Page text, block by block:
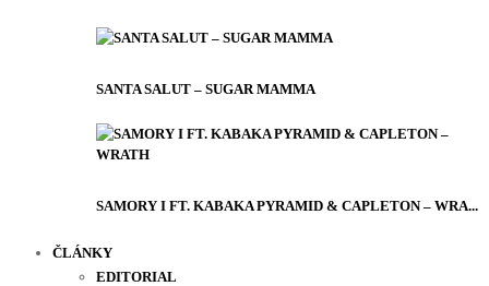
SANTA SALUT – SUGAR MAMMA
SAMORY I FT. KABAKA PYRAMID & CAPLETON – WRA...
ČLÁNKY
EDITORIAL